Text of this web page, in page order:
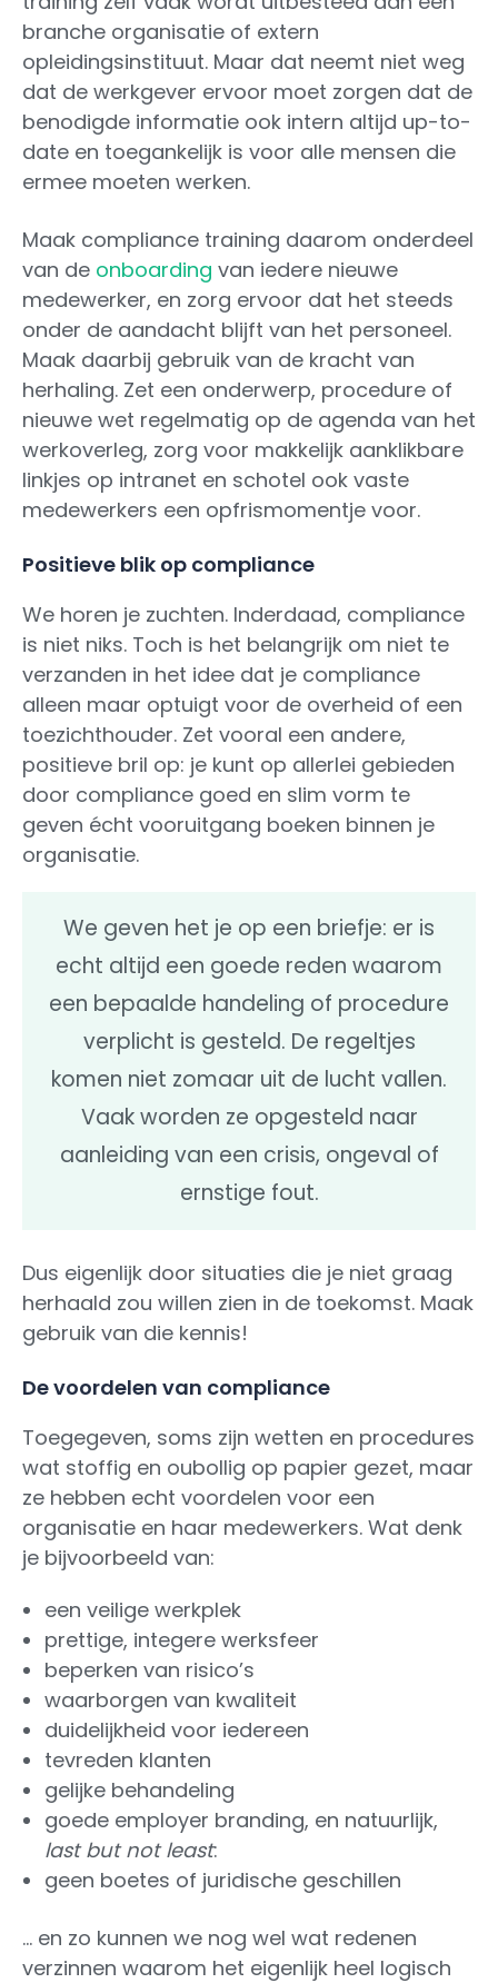
branche organisatie of extern
opleidingsinstituut. Maar dat neemt niet weg
dat de werkgever ervoor moet zorgen dat de
benodigde informatie ook intern altijd up-to-
date en toegankelijk is voor alle mensen die
ermee moeten werken.
Maak compliance training daarom onderdeel
van de onboarding van iedere nieuwe
medewerker, en zorg ervoor dat het steeds
onder de aandacht blijft van het personeel.
Maak daarbij gebruik van de kracht van
herhaling. Zet een onderwerp, procedure of
nieuwe wet regelmatig op de agenda van het
werkoverleg, zorg voor makkelijk aanklikbare
linkjes op intranet en schotel ook vaste
medewerkers een opfrismomentje voor.
Positieve blik op compliance
We horen je zuchten. Inderdaad, compliance
is niet niks. Toch is het belangrijk om niet te
verzanden in het idee dat je compliance
alleen maar optuigt voor de overheid of een
toezichthouder. Zet vooral een andere,
positieve bril op: je kunt op allerlei gebieden
door compliance goed en slim vorm te
geven écht vooruitgang boeken binnen je
organisatie.
We geven het je op een briefje: er is
echt altijd een goede reden waarom
een bepaalde handeling of procedure
verplicht is gesteld. De regeltjes
komen niet zomaar uit de lucht vallen.
Vaak worden ze opgesteld naar
aanleiding van een crisis, ongeval of
ernstige fout.
Dus eigenlijk door situaties die je niet graag
herhaald zou willen zien in de toekomst. Maak
gebruik van die kennis!
De voordelen van compliance
Toegegeven, soms zijn wetten en procedures
wat stoffig en oubollig op papier gezet, maar
ze hebben echt voordelen voor een
organisatie en haar medewerkers. Wat denk
je bijvoorbeeld van:
een veilige werkplek
prettige, integere werksfeer
beperken van risico’s
waarborgen van kwaliteit
duidelijkheid voor iedereen
tevreden klanten
gelijke behandeling
goede employer branding, en natuurlijk,
last but not least:
geen boetes of juridische geschillen
… en zo kunnen we nog wel wat redenen
verzinnen waarom het eigenlijk heel logisch